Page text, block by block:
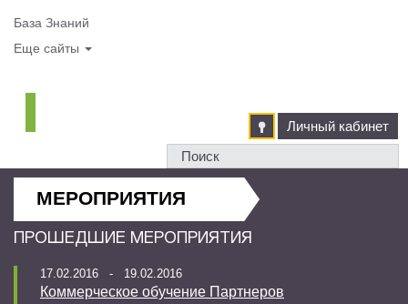
База Знаний
Еще сайты
Личный кабинет
МЕРОПРИЯТИЯ
ПРОШЕДШИЕ МЕРОПРИЯТИЯ
17.02.2016 - 19.02.2016
Коммерческое обучение Партнеров